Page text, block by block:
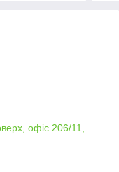
офіс 206/11,